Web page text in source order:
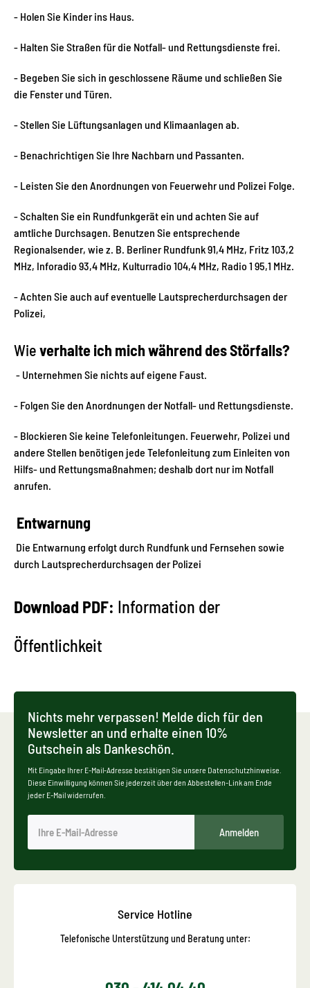
- Holen Sie Kinder ins Haus.
- Halten Sie Straßen für die Notfall- und Rettungsdienste frei.
- Begeben Sie sich in geschlossene Räume und schließen Sie
die Fenster und Türen.
- Stellen Sie Lüftungsanlagen und Klimaanlagen ab.
- Benachrichtigen Sie Ihre Nachbarn und Passanten.
- Leisten Sie den Anordnungen von Feuerwehr und Polizei Folge.
- Schalten Sie ein Rundfunkgerät ein und achten Sie auf
amtliche Durchsagen. Benutzen Sie entsprechende
Regionalsender, wie z. B. Berliner Rundfunk 91,4 MHz, Fritz 103,2
MHz, Inforadio 93,4 MHz, Kulturradio 104,4 MHz, Radio 1 95,1 MHz.
- Achten Sie auch auf eventuelle Lautsprecherdurchsagen der
Polizei,
Wieverhalte ich mich während des Störfalls?
- Unternehmen Sie nichts auf eigene Faust.
- Folgen Sie den Anordnungen der Notfall- und Rettungsdienste.
- Blockieren Sie keine Telefonleitungen. Feuerwehr, Polizei und
andere Stellen benötigen jede Telefonleitung zum Einleiten von
Hilfs- und Rettungsmaßnahmen; deshalb dort nur im Notfall
anrufen.
Entwarnung
Die Entwarnung erfolgt durch Rundfunk und Fernsehen sowie
durch Lautsprecherdurchsagen der Polizei
Download PDF: Information der
Öffentlichkeit
Nichts mehr verpassen! Melde dich für den
Newsletter an und erhalte einen 10%
Gutschein als Dankeschön.
Mit Eingabe Ihrer E-Mail-Adresse bestätigen Sie unsere Datenschutzhinweise.
Diese Einwilligung können Sie jederzeit über den Abbestellen-Link am Ende
jeder E-Mail widerrufen.
Anmelden
Service Hotline
Telefonische Unterstützung und Beratung unter: